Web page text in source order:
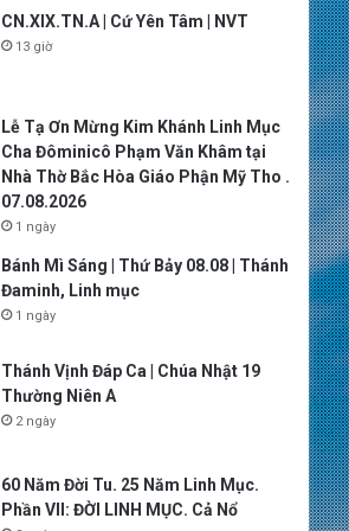
CN.XIX.TN.A | Cứ Yên Tâm | NVT
13 giờ
Lễ Tạ Ơn Mừng Kim Khánh Linh Mục
Cha Đôminicô Phạm Văn Khâm tại
Nhà Thờ Bắc Hòa Giáo Phận Mỹ Tho .
07.08.2026
1 ngày
Bánh Mì Sáng | Thứ Bảy 08.08 | Thánh
Đaminh, Linh mục
1 ngày
Thánh Vịnh Đáp Ca | Chúa Nhật 19
Thường Niên A
2 ngày
60 Năm Đời Tu. 25 Năm Linh Mục.
Phần VII: ĐỜI LINH MỤC. Cả Nổ